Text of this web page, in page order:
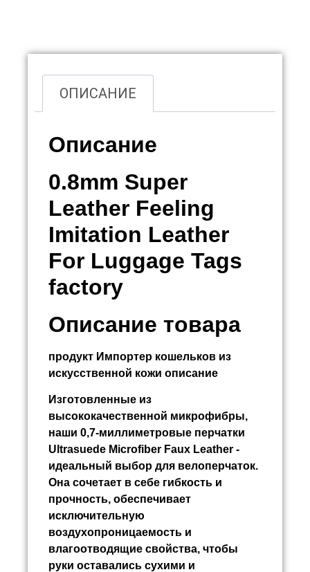
ОПИСАНИЕ
Описание
0.8mm Super
Leather Feeling
Imitation Leather
For Luggage Tags
factory
Описание товара
продукт Импортер кошельков из
искусственной кожи описание
Изготовленные из
высококачественной микрофибры,
наши 0,7-миллиметровые перчатки
Ultrasuede Microfiber Faux Leather -
идеальный выбор для велоперчаток.
Она сочетает в себе гибкость и
прочность, обеспечивает
исключительную
воздухопроницаемость и
влагоотводящие свойства, чтобы
руки оставались сухими и